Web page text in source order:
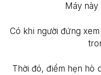
Máy
Có khi người đứng
Thời đó, điểm hẹn hò